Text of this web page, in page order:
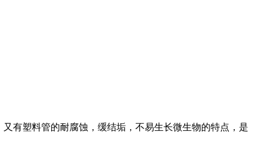
有塑料管的耐腐蚀，缓结垢，不易生长微生物的特点，是